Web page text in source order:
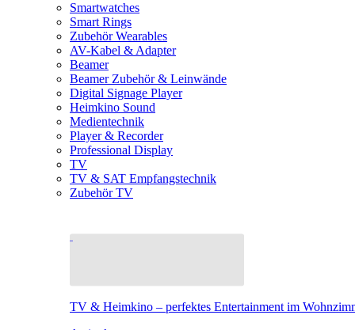
Smartwatches
Smart Rings
Zubehör Wearables
AV-Kabel & Adapter
Beamer
Beamer Zubehör & Leinwände
Digital Signage Player
Heimkino Sound
Medientechnik
Player & Recorder
Professional Display
TV
TV & SAT Empfangstechnik
Zubehör TV
TV & Heimkino – perfektes Entertainment im